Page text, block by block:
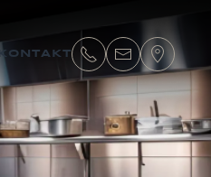
KONTAKT